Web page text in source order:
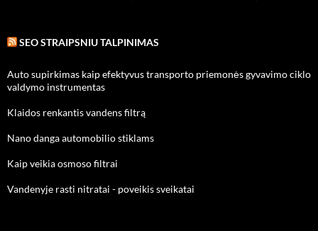
SEO STRAIPSNIU TALPINIMAS
Auto supirkimas kaip efektyvus transporto priemonės gyvavimo ciklo
valdymo instrumentas
Klaidos renkantis vandens filtrą
Nano danga automobilio stiklams
Kaip veikia osmoso filtrai
Vandenyje rasti nitratai - poveikis sveikatai